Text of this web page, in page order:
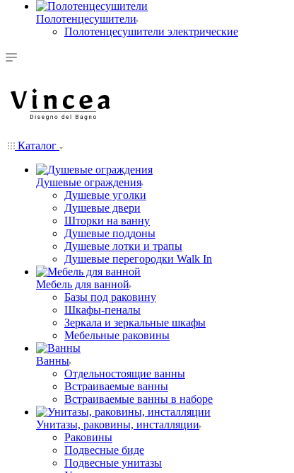
Полотенцесушители
Полотенцесушители электрические
Каталог
Душевые ограждения
Душевые уголки
Душевые двери
Шторки на ванну
Душевые поддоны
Душевые лотки и трапы
Душевые перегородки Walk In
Мебель для ванной
Базы под раковину
Шкафы-пеналы
Зеркала и зеркальные шкафы
Мебельные раковины
Ванны
Отдельностоящие ванны
Встраиваемые ванны
Встраиваемые ванны в наборе
Унитазы, раковины, инсталляции
Раковины
Подвесные биде
Подвесные унитазы